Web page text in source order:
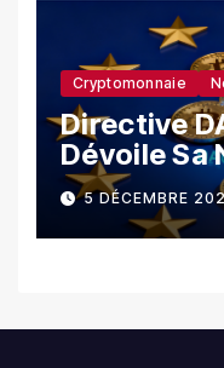
Cryptomonnaie
Directive
Dévoile Sa
Contre La
Crypto
5 DÉCEMBRE